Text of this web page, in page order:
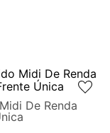
De Renda